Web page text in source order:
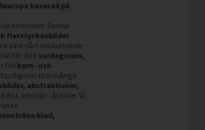
baserad på
interiörer. Denna
flerstyckesbilder
vare vårt omfattande
för ditt vardagsrum,
för barn- och
och många
abstraktioner,
ditt interiör i åtanke. Vi
blad,